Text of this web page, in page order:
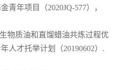
青年项目（2020JQ-577），
物质油和直馏蜡油共炼过程优
人才托举计划（20190602）.